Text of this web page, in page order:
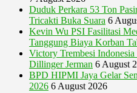
Duduk Perkara 53 Ton
Tricakti Buka Suara 6
Kevin Wu PSI Fasilitasi
Tanggung Biaya Korban
Victory Trembesi
Dillinger Jerman 6 August
BPD HIPMI Jaya Gelar
2026 6 August 2026